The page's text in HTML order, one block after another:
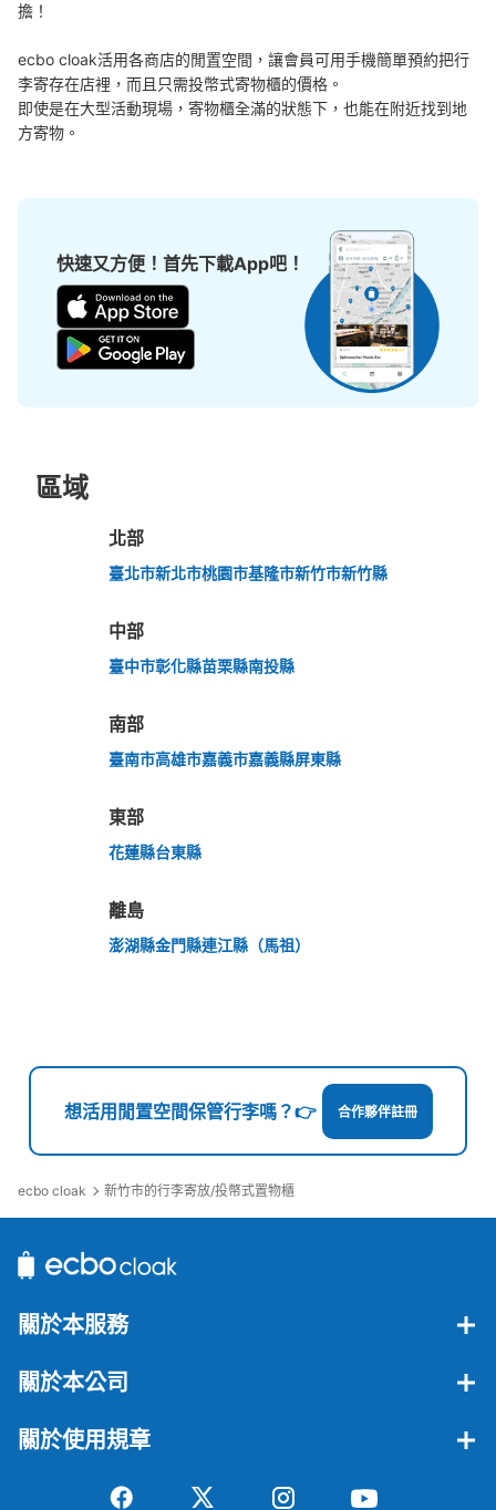
工作人員拍完行李照片後
即完成寄存手續
放下行李，愉快度過一整天！
許多地點佳/條件優的店鋪
我們與許多地點方便的車站內店舖以及24小時營業的店鋪合作。
任何尺寸的行李都OK
樂器、嬰兒車、腳踏車等，只要是1個人能搬運的行李尺寸就OK
擔！
ecbo cloak活用各商店的閒置空間，讓會員可用手機簡單預約把行
李寄存在店裡，而且只需投幣式寄物櫃的價格。
即使是在大型活動現場，寄物櫃全滿的狀態下，也能在附近找到地
方寄物。
快速又方便！首先下載App吧！
區域
北部
臺北市新北市桃園市基隆市新竹市新竹縣
中部
臺中市彰化縣苗栗縣南投縣
南部
臺南市高雄市嘉義市嘉義縣屏東縣
東部
花蓮縣台東縣
離島
澎湖縣金門縣連江縣（馬祖）
想活用閒置空間保管行李嗎？👉 合作夥伴註冊
ecbo cloak 新竹市的行李寄放/投幣式置物櫃
關於本服務
關於本公司
關於使用規章